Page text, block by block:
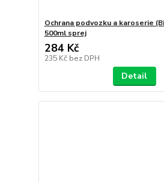
Ochrana podvozku a karoserie
500ml sprej
284 Kč
235 Kč bez DPH
Detail